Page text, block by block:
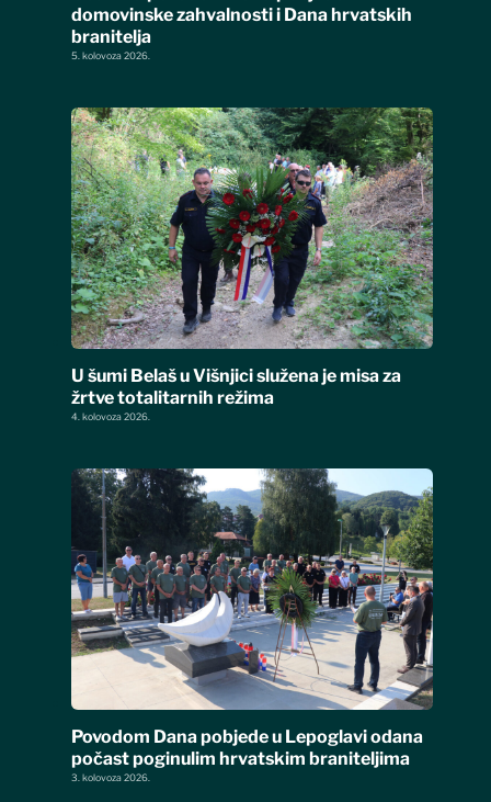
domovinske zahvalnosti i Dana hrvatskih
branitelja
5. kolovoza 2026.
U šumi Belaš u Višnjici služena je misa za
žrtve totalitarnih režima
4. kolovoza 2026.
Povodom Dana pobjede u Lepoglavi odana
počast poginulim hrvatskim braniteljima
3. kolovoza 2026.